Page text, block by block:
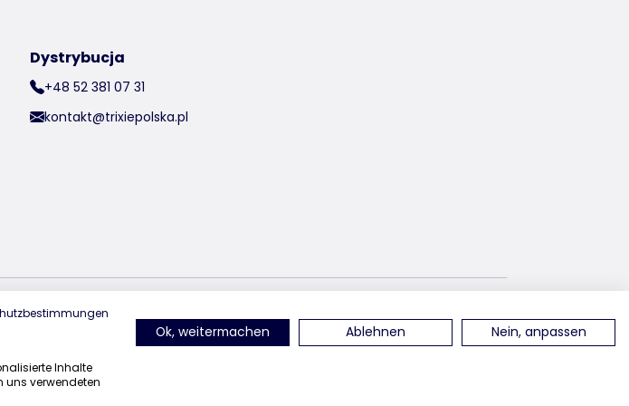
Dystrybucja
+48 52 381 07 31
kontakt@trixiepolska.pl
znajdź nas na Facebooku znajdź nas na YouTube
Inhalte
uns verwendeten
Ok, weitermachen Ablehnen Nein, anpassen